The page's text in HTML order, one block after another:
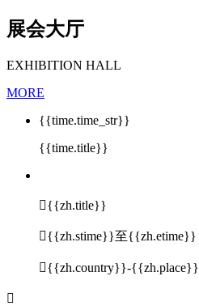
展会大厅
EXHIBITION HALL
MORE
{{time.time_str}}
{{time.title}}
{{zh.title}}
{{zh.stime}}至{{zh.etime}}
{{zh.country}}-{{zh.place}}
